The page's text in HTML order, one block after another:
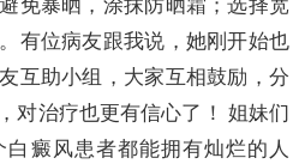
免暴晒，涂抹防晒霜；选择宽
有位病友跟我说，她刚开始也
互助小组，大家互相鼓励，分
对治疗也更有信心了！ 姐妹们
癜风患者都能拥有灿烂的人